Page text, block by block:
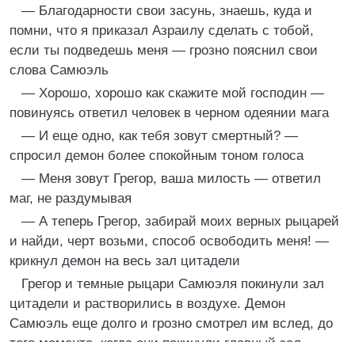
— Благодарности свои засунь, знаешь, куда и
помни, что я приказал Азраилу сделать с тобой,
если ты подведешь меня — грозно пояснил свои
слова Самюэль
— Хорошо, хорошо как скажите мой господин —
повинуясь ответил человек в черном одеянии мага
— И еще одно, как тебя зовут смертный? —
спросил демон более спокойным тоном голоса
— Меня зовут Грегор, ваша милость — ответил
маг, не раздумывая
— А теперь Грегор, забирай моих верных рыцарей
и найди, черт возьми, способ освободить меня! —
крикнул демон на весь зал цитадели
Грегор и темные рыцари Самюэля покинули зал
цитадели и растворились в воздухе. Демон
Самюэль еще долго и грозно смотрел им вслед, до